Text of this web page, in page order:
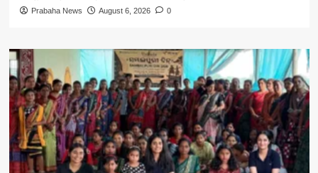
Prabaha News August 6, 2026 0